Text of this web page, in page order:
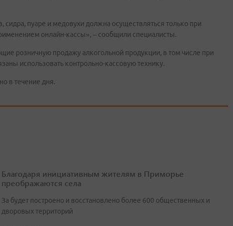
пуаре и медовухи должна осуществляться только при
онлайн-кассы», – сообщили специалисты.
розничную продажу алкогольной продукции, в том числе при
использовать контрольно-кассовую технику.
в течение дня.
Благодаря инициативным жителям в Приморье
преображаются села
За будет построено и восстановлено более 600 общественных и
дворовых территорий